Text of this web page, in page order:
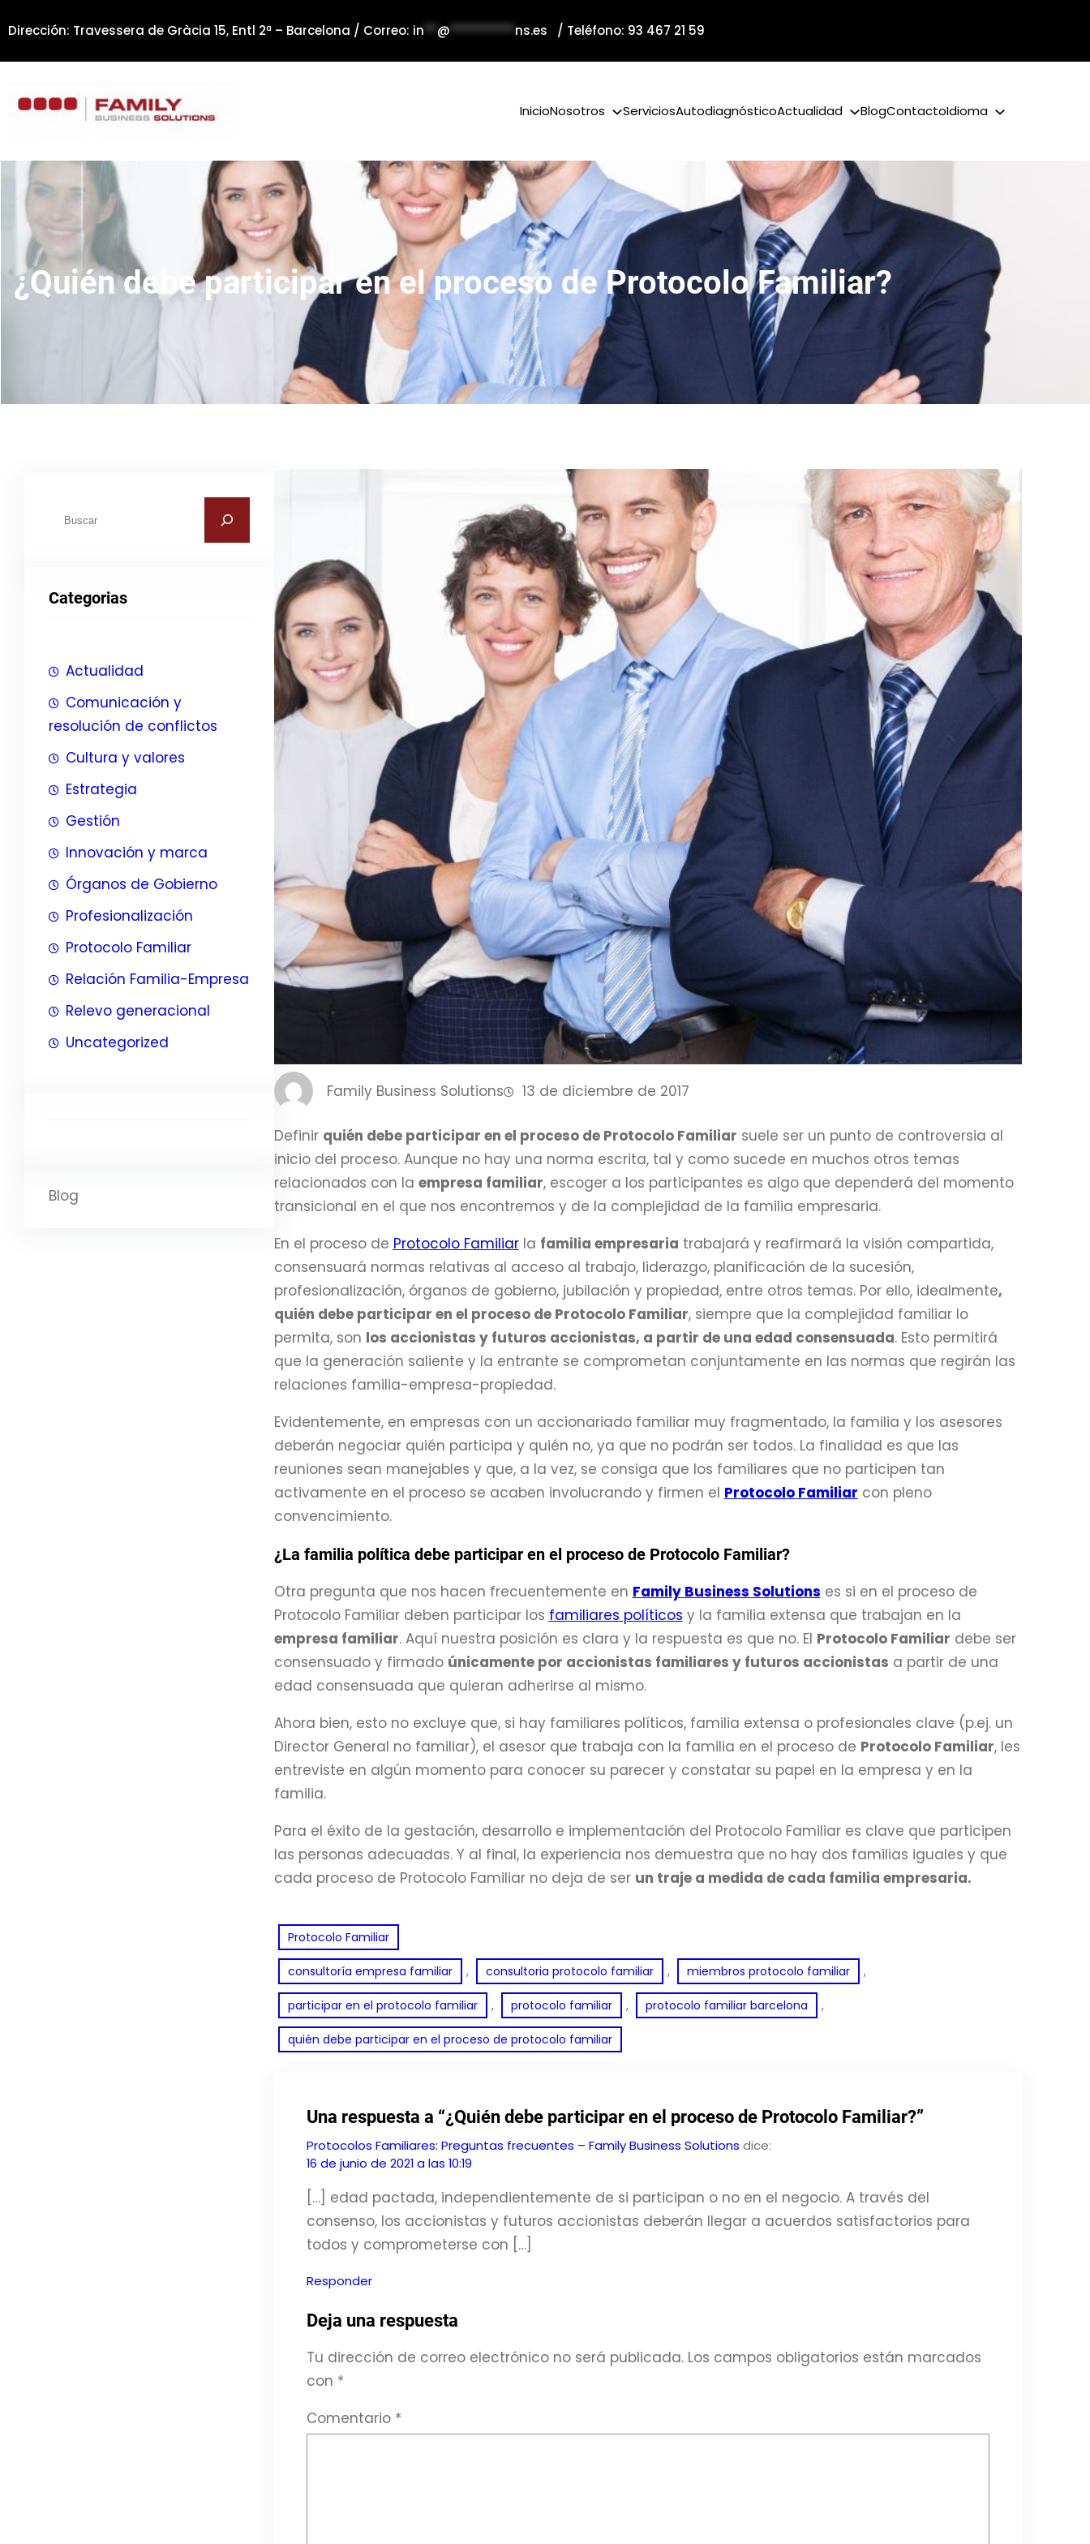
al
contenido
Dirección: Travessera de Gràcia 15, Entl 2ª – Barcelona / Correo: in**@**********ns.es / Teléfono: 93 467 21 59
InicioNosotros ServiciosAutodiagnósticoActualidad BlogContactoIdioma
¿Quién debe participar en el proceso de Protocolo Familiar?
a
Categorias
Actualidad
Comunicación y
resolución de conflictos
Cultura y valores
Estrategia
Gestión
Innovación y marca
Órganos de Gobierno
Profesionalización
Protocolo Familiar
Relación Familia-Empresa
Relevo generacional
Uncategorized
Blog
Family Business Solutions 13 de diciembre de 2017
Definir quién debe participar en el proceso de Protocolo Familiar suele ser un punto de controversia al
inicio del proceso. Aunque no hay una norma escrita, tal y como sucede en muchos otros temas
relacionados con la empresa familiar, escoger a los participantes es algo que dependerá del momento
transicional en el que nos encontremos y de la complejidad de la familia empresaria.
En el proceso de Protocolo Familiarla familia empresaria trabajará y reafirmará la visión compartida,
consensuará normas relativas al acceso al trabajo, liderazgo, planificación de la sucesión,
profesionalización, órganos de gobierno, jubilación y propiedad, entre otros temas. Por ello, idealmente,
quién debe participar en el proceso de Protocolo Familiar, siempre que la complejidad familiar lo
permita, son los accionistas y futuros accionistas, a partir de una edad consensuada. Esto permitirá
que la generación saliente y la entrante se comprometan conjuntamente en las normas que regirán las
relaciones familia-empresa-propiedad.
Evidentemente, en empresas con un accionariado familiar muy fragmentado, la familia y los asesores
deberán negociar quién participa y quién no, ya que no podrán ser todos. La finalidad es que las
reuniones sean manejables y que, a la vez, se consiga que los familiares que no participen tan
activamente en el proceso se acaben involucrando y firmen el Protocolo Familiar con pleno
convencimiento.
¿La familia política debe participar en el proceso de Protocolo Familiar?
Otra pregunta que nos hacen frecuentemente en Family Business Solutions es si en el proceso de
Protocolo Familiar deben participar los familiares políticos y la familia extensa que trabajan en la
empresa familiar. Aquí nuestra posición es clara y la respuesta es que no. El Protocolo Familiar debe ser
consensuado y firmado únicamente por accionistas familiares y futuros accionistas a partir de una
edad consensuada que quieran adherirse al mismo.
Ahora bien, esto no excluye que, si hay familiares políticos, familia extensa o profesionales clave (p.ej. un
Director General no familiar), el asesor que trabaja con la familia en el proceso de Protocolo Familiar, les
entreviste en algún momento para conocer su parecer y constatar su papel en la empresa y en la
familia.
Para el éxito de la gestación, desarrollo e implementación del Protocolo Familiar es clave que participen
las personas adecuadas. Y al final, la experiencia nos demuestra que no hay dos familias iguales y que
cada proceso de Protocolo Familiar no deja de ser un traje a medida de cada familia empresaria.
Protocolo Familiar
consultoría empresa familiar , consultoria protocolo familiar , miembros protocolo familiar ,
participar en el protocolo familiar , protocolo familiar , protocolo familiar barcelona ,
quién debe participar en el proceso de protocolo familiar
Una respuesta a “¿Quién debe participar en el proceso de Protocolo Familiar?”
Protocolos Familiares: Preguntas frecuentes – Family Business Solutions dice:
16 de junio de 2021 a las 10:19
[…] edad pactada, independientemente de si participan o no en el negocio. A través del
consenso, los accionistas y futuros accionistas deberán llegar a acuerdos satisfactorios para
todos y comprometerse con […]
Responder
Deja una respuesta
Tu dirección de correo electrónico no será publicada. Los campos obligatorios están marcados
con *
Comentario *